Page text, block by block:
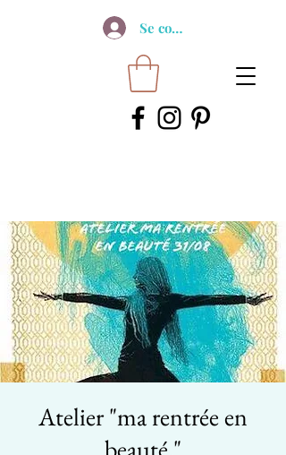
Se connecter
Atelier "ma rentrée en